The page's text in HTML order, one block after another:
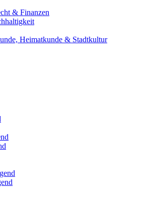
& Finanzen
Heimatkunde & Stadtkultur